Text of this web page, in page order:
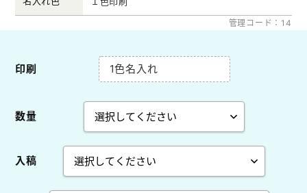
管理コード：14
印刷 1色名入れ
数量
入稿